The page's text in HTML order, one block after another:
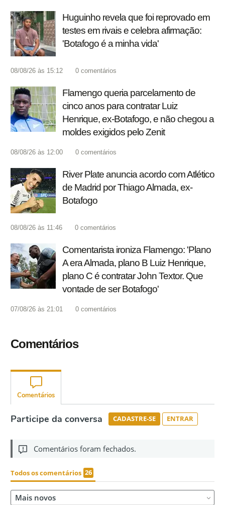
Huguinho revela que foi reprovado em
testes em rivais e celebra afirmação:
'Botafogo é a minha vida'
08/08/26 às 15:12 0 comentários
Flamengo queria parcelamento de
cinco anos para contratar Luiz
Henrique, ex-Botafogo, e não chegou a
moldes exigidos pelo Zenit
08/08/26 às 12:00 0 comentários
River Plate anuncia acordo com Atlético
de Madrid por Thiago Almada, ex-
Botafogo
08/08/26 às 11:46 0 comentários
Comentarista ironiza Flamengo: 'Plano
A era Almada, plano B Luiz Henrique,
plano C é contratar John Textor. Que
vontade de ser Botafogo'
07/08/26 às 21:01 0 comentários
Comentários